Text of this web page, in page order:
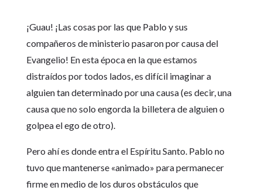
¡Guau! ¡Las cosas por las que Pablo y sus
compañeros de ministerio pasaron por causa del
Evangelio! En esta época en la que estamos
distraídos por todos lados, es difícil imaginar a
alguien tan determinado por una causa (es decir, una
causa que no solo engorda la billetera de alguien o
golpea el ego de otro).
Pero ahí es donde entra el Espíritu Santo. Pablo no
tuvo que mantenerse «animado» para permanecer
firme en medio de los duros obstáculos que